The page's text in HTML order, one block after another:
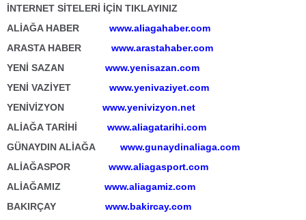
İNTERNET SİTELERİ İÇİN TIKLAYINIZ
ALİAĞA HABER www.aliagahaber.com
ARASTA HABER www.arastahaber.com
YENİ SAZAN www.yenisazan.com
YENİ VAZİYET www.yenivaziyet.com
YENİVİZYON www.yenivizyon.net
ALİAĞA TARİHİ www.aliagatarihi.com
GÜNAYDIN ALİAĞA
www.gunaydinaliaga.com
ALİAĞASPOR www.aliagasport.com
ALİAĞAMIZ www.aliagamiz.com
BAKIRÇAY www.bakircay.com